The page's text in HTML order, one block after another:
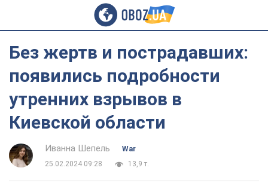
Без жертв и пострадавших:
появились подробности
утренних взрывов в
Киевской области
Иванна Шепель
War
25.02.2024 09:28
13,9 т.